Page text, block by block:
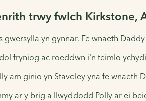
trwy fwlch Kirkstone,
yn gynnar. Fe wnaeth
fryniog ac roeddwn i'n teimlo
am ginio yn Staveley yna fe wnaeth
ar y brig a llwyddodd Polly ar ei